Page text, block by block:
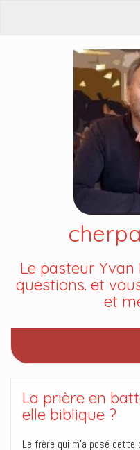
Le pasteur
questions. et
et
La prière en
elle biblique ?
Le frère qui m’a posé